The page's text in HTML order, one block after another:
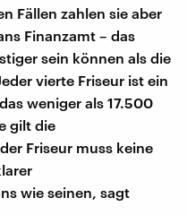
Fällen zahlen sie aber
Finanzamt – das
sein können als die
vierte Friseur ist ein
weniger als 17.500
gilt die
Friseur muss keine
wie seinen, sagt